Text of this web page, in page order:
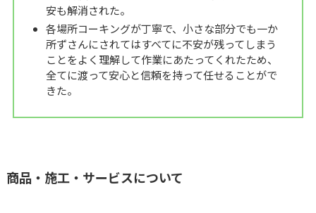
安も解消された。
各場所コーキングが丁寧で、小さな部分でも一か
所ずさんにされてはすべてに不安が残ってしまう
ことをよく理解して作業にあたってくれたため、
全てに渡って安心と信頼を持って任せることがで
きた。
商品・施工・サービスについて